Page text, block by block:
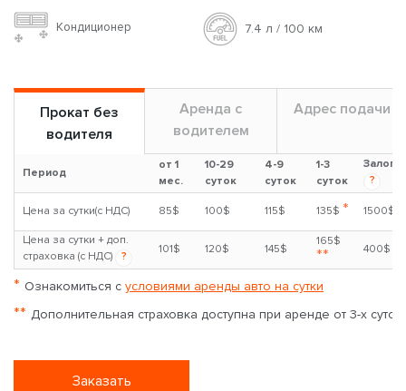
Кондиционер 7.4 л / 100 км
Прокат без
водителя
Аренда с
водителем
Адрес подачи
Период
от 1
мес.
10-29
суток
4-9
суток
1-3
суток
Залог
?
Цена за сутки(с НДС) 85$ 100$ 115$ 135$ * 1500$
Цена за сутки + доп.
страховка (с НДС)
?
101$ 120$ 145$
165$
** 400$
* Ознакомиться с условиями аренды авто на сутки
** Дополнительная страховка доступна при аренде от 3-х суток
Заказать